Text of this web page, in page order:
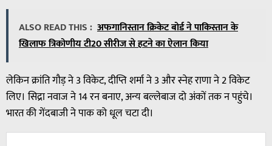
ALSO READ THIS : अफगानिस्तान क्रिकेट बोर्ड ने पाकिस्तान के
खिलाफ त्रिकोणीय टी20 सीरीज से हटने का ऐलान किया
लेकिन क्रांति गौड़ ने 3 विकेट, दीप्ति शर्मा ने 3 और स्नेह राणा ने 2 विकेट
लिए। सिद्रा नवाज ने 14 रन बनाए, अन्य बल्लेबाज दो अंकों तक न पहुंचे।
भारत की गेंदबाजी ने पाक को धूल चटा दी।